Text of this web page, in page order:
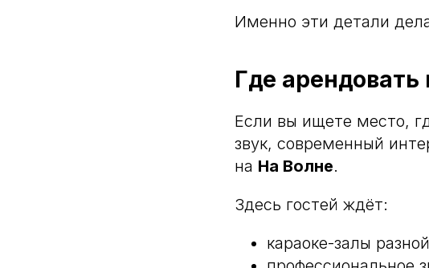
Именно эти детали
Где
Если вы ищете место,
звук, современный
на На Волне.
Здесь гостей ждёт:
караоке-залы